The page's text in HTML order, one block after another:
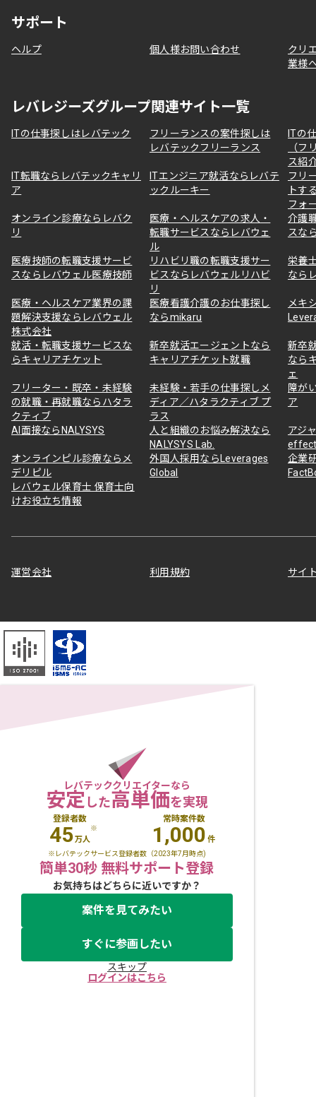
サポート
ヘルプ 個人様お問い合わせ
クリ
業様
レバレジーズグループ関連サイト一覧
ITの仕事探しはレバテック
フリーランスの案件探しは
レバテックフリーランス
ITの
（フ
ス紹
IT転職ならレバテックキャリ
ア
ITエンジニア就活ならレバテ
ックルーキー
フリ
トす
フォ
オンライン診療ならレバク
リ
医療・ヘルスケアの求人・
転職サービスならレバウェ
ル
介護
スな
医療技師の転職支援サービ
スならレバウェル医療技師
リハビリ職の転職支援サー
ビスならレバウェルリハビ
リ
栄養
なら
医療・ヘルスケア業界の課
題解決支援ならレバウェル
株式会社
医療看護介護のお仕事探し
ならmikaru
メキ
就活・転職支援サービスな
らキャリアチケット
新卒就活エージェントなら
キャリアチケット就職
新卒
なら
ェ
フリーター・既卒・未経験
の就職・再就職ならハタラ
クティブ
未経験・若手の仕事探しメ
ディア／ハタラクティブ プ
ラス
障が
ア
AI面接ならNALYSYS
人と組織のお悩み解決なら
NALYSYS Lab.
アジ
オンラインピル診療ならメ
デリピル
外国人採用ならLeverages
Global
企業
レバウェル保育士 保育士向
けお役立ち情報
運営会社 利用規約 サイ
レバテッククリエイターなら
安定した高単価を実現
登録者数
45万人
※
常時案件数
1,000 件
※レバテックサービス登録者数（2023年7月時点)
簡単30秒 無料サポート登録
お気持ちはどちらに近いですか？
案件を見てみたい
すぐに参画したい
スキップ
ログインはこちら